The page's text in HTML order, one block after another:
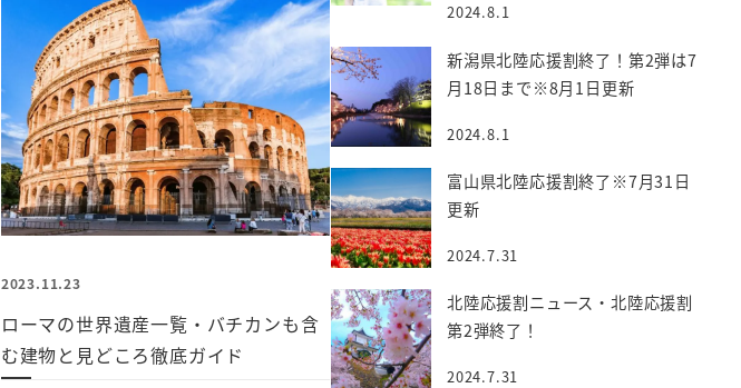
2023.11.23
ローマの世界遺産一覧・バチカンも含
む建物と見どころ徹底ガイド
2024.8.1
新潟県北陸応援割終了！第2弾は7
月18日まで※8月1日更新
2024.8.1
富山県北陸応援割終了※7月31日
更新
2024.7.31
北陸応援割ニュース・北陸応援割
第2弾終了！
2024.7.31